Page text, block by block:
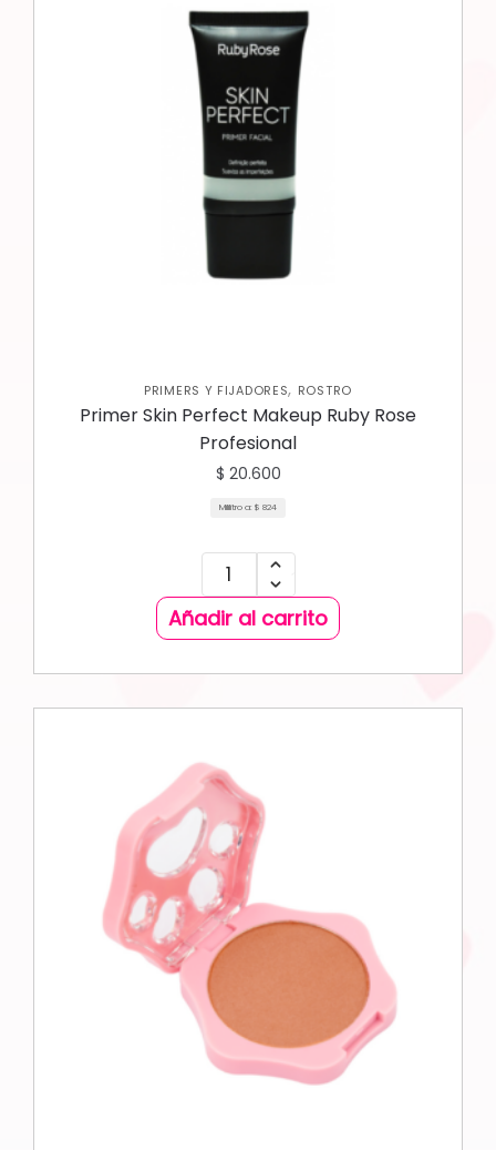
PRIMERS Y FIJADORES, ROSTRO
Primer Skin Perfect Makeup Ruby Rose
Profesional
$ 20.600
Mililitro a: $ 824
Añadir al carrito